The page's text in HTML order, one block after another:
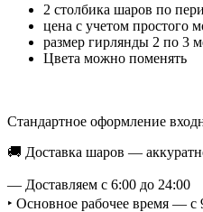
2 столбика шаров по
цена с учетом простого
размер гирлянды 2 по 3
Цвета можно поменять
Стандартное оформление
🚚 Доставка шаров —
— Доставляем с 6:00 до 24:00
‣ Основное рабочее время — с